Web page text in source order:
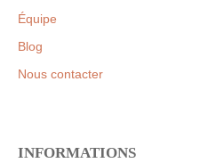
Équipe
Blog
Nous contacter
INFORMATIONS